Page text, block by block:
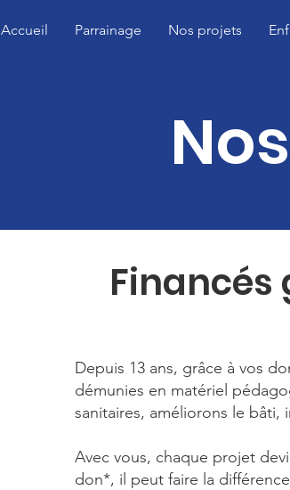
Accueil Parrainage Nos projets
Financés
Depuis 13 ans, grâce à vos
démunies en matériel
sanitaires, améliorons le
​Avec vous, chaque projet
don*, il peut faire la